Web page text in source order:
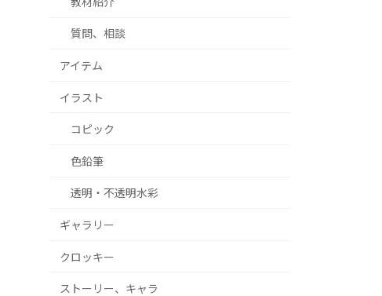
質問、相談
アイテム
イラスト
コピック
色鉛筆
透明・不透明水彩
ギャラリー
クロッキー
ストーリー、キャラ